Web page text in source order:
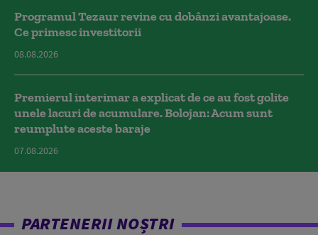
Programul Tezaur revine cu dobânzi avantajoase.
Ce primesc investitorii
08.08.2026
Premierul interimar a explicat de ce au fost golite
unele lacuri de acumulare. Bolojan: Acum sunt
reumplute aceste baraje
07.08.2026
PARTENERII NOȘTRI